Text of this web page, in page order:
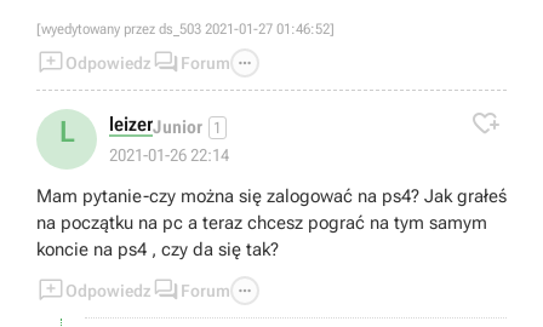
[wyedytowany przez ds_503 2021-01-27 01:46:52]
Odpowiedz  Forum 
L leizerJunior 1
2021-01-26 22:14

Mam pytanie-czy można się zalogować na ps4? Jak grałeś
na początku na pc a teraz chcesz pograć na tym samym
koncie na ps4 , czy da się tak?
Odpowiedz  Forum 